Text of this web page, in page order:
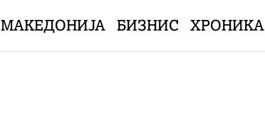
МАКЕДОНИЈА БИЗНИС ХРОНИКА